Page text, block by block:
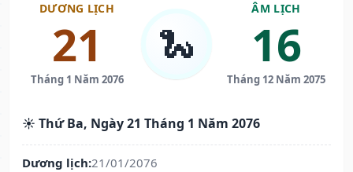
DƯƠNG LỊCH
21
Tháng 1 Năm 2076
🐍
ÂM LỊCH
16
Tháng 12 Năm 2075
☀️ Thứ Ba, Ngày 21 Tháng 1 Năm 2076
Dương lịch:21/01/2076